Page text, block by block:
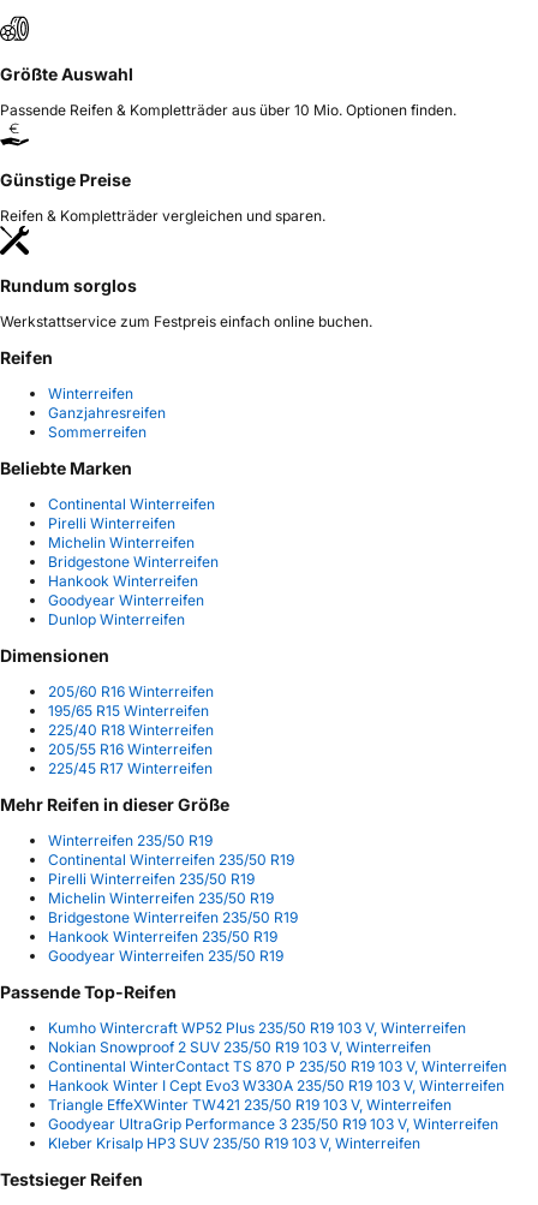
Größte Auswahl
Passende Reifen & Kompletträder aus über 10 Mio. Optionen finden.
Günstige Preise
Reifen & Kompletträder vergleichen und sparen.
Rundum sorglos
Werkstattservice zum Festpreis einfach online buchen.
Reifen
Winterreifen
Ganzjahresreifen
Sommerreifen
Beliebte Marken
Continental Winterreifen
Pirelli Winterreifen
Michelin Winterreifen
Bridgestone Winterreifen
Hankook Winterreifen
Goodyear Winterreifen
Dunlop Winterreifen
Dimensionen
205/60 R16 Winterreifen
195/65 R15 Winterreifen
225/40 R18 Winterreifen
205/55 R16 Winterreifen
225/45 R17 Winterreifen
Mehr Reifen in dieser Größe
Winterreifen 235/50 R19
Continental Winterreifen 235/50 R19
Pirelli Winterreifen 235/50 R19
Michelin Winterreifen 235/50 R19
Bridgestone Winterreifen 235/50 R19
Hankook Winterreifen 235/50 R19
Goodyear Winterreifen 235/50 R19
Passende Top-Reifen
Kumho Wintercraft WP52 Plus 235/50 R19 103 V, Winterreifen
Nokian Snowproof 2 SUV 235/50 R19 103 V, Winterreifen
Continental WinterContact TS 870 P 235/50 R19 103 V, Winterreifen
Hankook Winter I Cept Evo3 W330A 235/50 R19 103 V, Winterreifen
Triangle EffeXWinter TW421 235/50 R19 103 V, Winterreifen
Goodyear UltraGrip Performance 3 235/50 R19 103 V, Winterreifen
Kleber Krisalp HP3 SUV 235/50 R19 103 V, Winterreifen
Testsieger Reifen